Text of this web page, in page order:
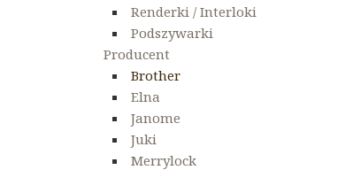
Renderki / Interloki
Podszywarki
Producent
Brother
Elna
Janome
Juki
Merrylock